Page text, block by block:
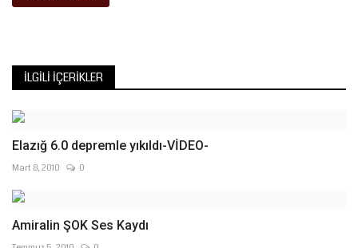
İLGILI İÇERIKLER
Elazığ 6.0 depremle yıkıldı-VİDEO-
Mart 8, 2010 0
Amiralin ŞOK Ses Kaydı